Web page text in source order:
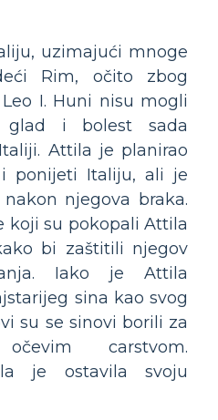
uzimajući mnoge
Rim, očito zbog
I. Huni nisu mogli
i bolest sada
Attila je planirao
ponijeti Italiju, ali je
njegova braka.
koji su pokopali Attila
bi zaštitili njegov
Iako je Attila
sina kao svog
su se sinovi borili za
carstvom.
je ostavila svoju